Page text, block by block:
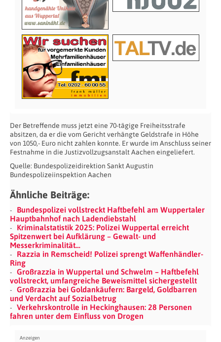
Der Betreffende muss jetzt eine 70-tägige Freiheitsstrafe
absitzen, da er die vom Gericht verhängte Geldstrafe in Höhe
von 1050,- Euro nicht zahlen konnte. Er wurde im Anschluss seiner
Festnahme in die Justizvollzugsanstalt Aachen eingeliefert.
Quelle: Bundespolizeidirektion Sankt Augustin
Bundespolizeiinspektion Aachen
Ähnliche Beiträge:
Bundespolizei vollstreckt Haftbefehl am Wuppertaler
Hauptbahnhof nach Ladendiebstahl
Kriminalstatistik 2025: Polizei Wuppertal erreicht
Spitzenwert bei Aufklärung – Gewalt- und
Messerkriminalität…
Razzia in Remscheid! Polizei sprengt Waffenhändler-
Ring
Großrazzia in Wuppertal und Schwelm – Haftbefehl
vollstreckt, umfangreiche Beweismittel sichergestellt
Großrazzia bei Goldankäufern: Bargeld, Goldbarren
und Verdacht auf Sozialbetrug
Verkehrskontrolle in Heckinghausen: 28 Personen
fahren unter dem Einfluss von Drogen